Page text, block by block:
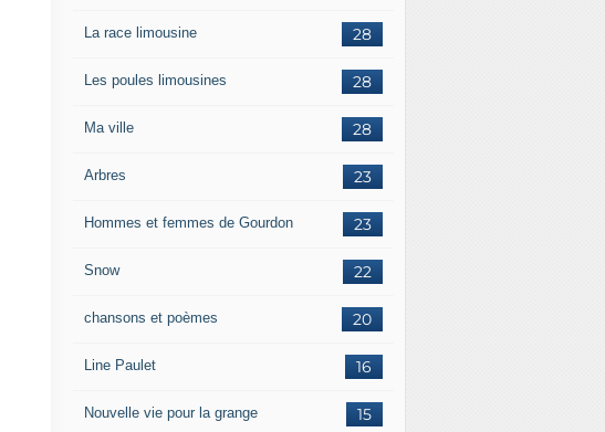
28
La race limousine
28
Les poules limousines
28
Ma ville
23
Arbres
23
Hommes et femmes de Gourdon
22
Snow
20
chansons et poèmes
16
Line Paulet
15
Nouvelle vie pour la grange